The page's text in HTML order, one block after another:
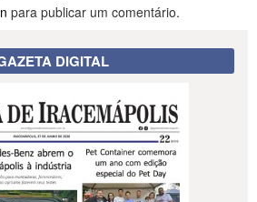
para publicar um comentário.
DIGITAL